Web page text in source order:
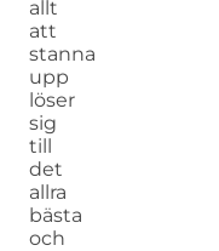
allt
att
stanna
upp
löser
sig
till
det
allra
bästa
och